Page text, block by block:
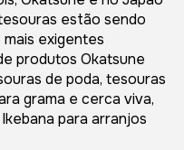
estão sendo
exigentes
produtos Okatsune
de poda, tesouras
grama e cerca viva,
para arranjos